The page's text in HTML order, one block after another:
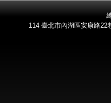
114 臺北市內湖區安康路22